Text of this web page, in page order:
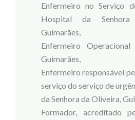
Enfermeiro no Serviço
Hospital da
Guimarães,
Enfermeiro
Guimarães,
Enfermeiro responsável
serviço do serviço de
da Senhora da Oliveira,
Formador, acreditado